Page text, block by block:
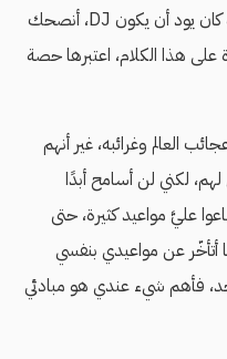
كله خاليًا أمامه، تكاد تجزم أنه في صغره كان يود أن يكون DJ، أنصحك
على هذا الكلام، اعتبرها حصة
العالم وغرائبه، غير أنهم
لكني لن أسامح أبدًا
عليَّ مواعيد كثيرة، حتى
أتأخّر عن مواعيدي بنفسي
فأهم شيء عندي هو مبادئي